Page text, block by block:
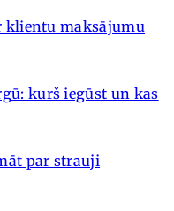
klientu maksājumu
kurš iegūst un kas
par strauji